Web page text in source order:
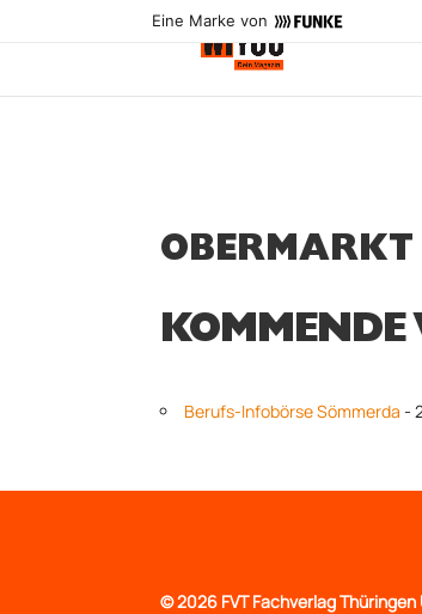
Eine Marke von
OBERMARKT
KOMMENDE
Berufs-Infobörse Sömmerda -
©2026 FVT Fachverlag Thüringen